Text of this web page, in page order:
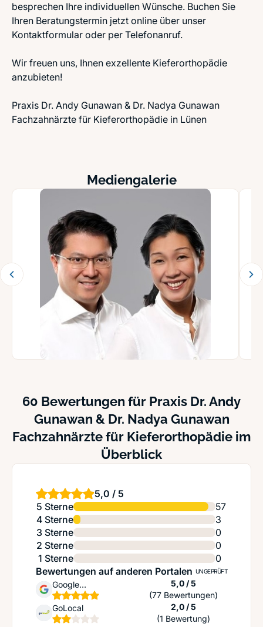
besprechen Ihre individuellen Wünsche. Buchen Sie
Ihren Beratungstermin jetzt online über unser
Kontaktformular oder per Telefonanruf.
Wir freuen uns, Ihnen exzellente Kieferorthopädie
anzubieten!
Praxis Dr. Andy Gunawan & Dr. Nadya Gunawan
Fachzahnärzte für Kieferorthopädie in Lünen
Mediengalerie
60 Bewertungen für Praxis Dr. Andy
Gunawan & Dr. Nadya Gunawan
Fachzahnärzte für Kieferorthopädie im
Überblick
5,0 / 5
5 Sterne
57
4 Sterne
3
3 Sterne
0
2 Sterne
0
1 Sterne
0
Bewertungen auf anderen Portalen UNGEPRÜFT
Google
Unternehmensprofil
5,0 / 5
(77 Bewertungen)
GoLocal
2,0 / 5
(1 Bewertung)